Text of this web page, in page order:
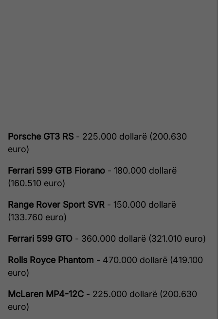
Porsche GT3 RS - 225.000 dollarë (200.630
euro)
Ferrari 599 GTB Fiorano - 180.000 dollarë
(160.510 euro)
Range Rover Sport SVR - 150.000 dollarë
(133.760 euro)
Ferrari 599 GTO - 360.000 dollarë (321.010 euro)
Rolls Royce Phantom - 470.000 dollarë (419.100
euro)
McLaren MP4-12C - 225.000 dollarë (200.630
euro)